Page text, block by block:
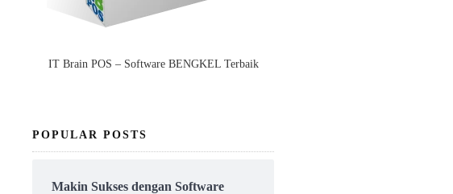
IT Brain POS – Software BENGKEL Terbaik
POPULAR POSTS
Makin Sukses dengan Software